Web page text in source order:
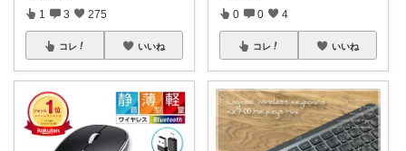
1 3 275
コレ いいね
0 0 4
コレ いいね